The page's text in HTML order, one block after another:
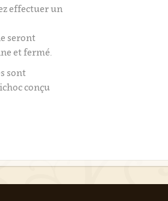
effectuer un
seront
et fermé.
sont
conçu